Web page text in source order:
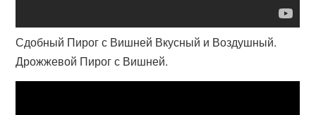
Сдобный Пирог с Вишней Вкусный и Воздушный.
Дрожжевой Пирог с Вишней.